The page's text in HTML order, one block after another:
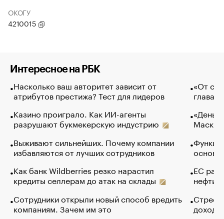
ОКОГУ
4210015
Интересное на РБК
Насколько ваш авторитет зависит от
атрибутов престижа? Тест для лидеров
Казино проиграло. Как ИИ-агенты
разрушают букмекерскую индустрию
Выживают сильнейших. Почему компании
избавляются от лучших сотрудников
Как банк Wildberries резко нарастил
кредиты селлерам до атак на склады
Сотрудники открыли новый способ вредить
компаниям. Зачем им это
«От
глава
Маск в
основ
ЕС
нефти